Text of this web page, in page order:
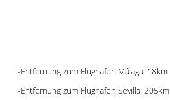
-Entfernung zum Flughafen Málaga: 18km
-Entfernung zum Flughafen Sevilla: 205km